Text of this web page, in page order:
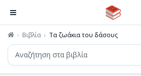
Βιβλία Τα ζωάκια του δάσους